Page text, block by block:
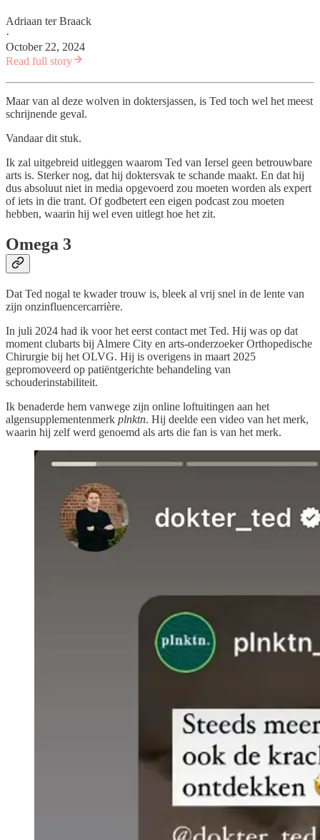
Adriaan ter Braack
·
October 22, 2024
Read full story
Maar van al deze wolven in doktersjassen, is Ted toch wel het meest
schrijnende geval.
Vandaar dit stuk.
Ik zal uitgebreid uitleggen waarom Ted van Iersel geen betrouwbare
arts is. Sterker nog, dat hij doktersvak te schande maakt. En dat hij
dus absoluut niet in media opgevoerd zou moeten worden als expert
of iets in die trant. Of godbetert een eigen podcast zou moeten
hebben, waarin hij wel even uitlegt hoe het zit.
Omega 3
Dat Ted nogal te kwader trouw is, bleek al vrij snel in de lente van
zijn onzinfluencercarrière.
In juli 2024 had ik voor het eerst contact met Ted. Hij was op dat
moment clubarts bij Almere City en arts-onderzoeker Orthopedische
Chirurgie bij het OLVG. Hij is overigens in maart 2025
gepromoveerd op patiëntgerichte behandeling van
schouderinstabiliteit.
Ik benaderde hem vanwege zijn online loftuitingen aan het
algensupplementenmerk plnktn. Hij deelde een video van het merk,
waarin hij zelf werd genoemd als arts die fan is van het merk.